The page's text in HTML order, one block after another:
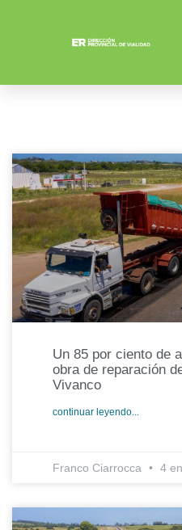
Un 85 por ciento de
obra de reparación
Vivanco
continuar leyendo...
Franco Ciarrocca 4